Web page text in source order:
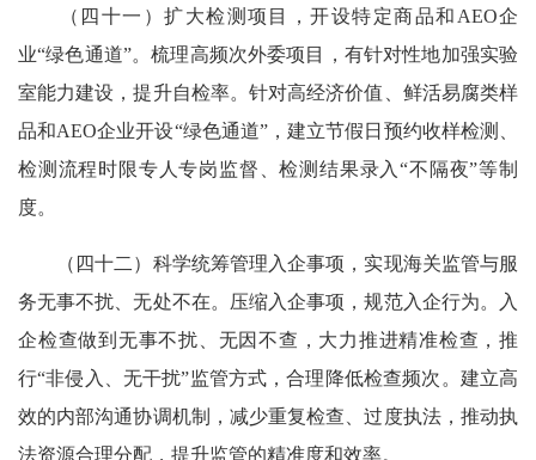
（四十一）扩大检测项目，开设特定商品和AEO企
业“绿色通道”。梳理高频次外委项目，有针对性地加强实验
室能力建设，提升自检率。针对高经济价值、鲜活易腐类样
品和AEO企业开设“绿色通道”，建立节假日预约收样检测、
检测流程时限专人专岗监督、检测结果录入“不隔夜”等制
度。
（四十二）科学统筹管理入企事项，实现海关监管与服
务无事不扰、无处不在。压缩入企事项，规范入企行为。入
企检查做到无事不扰、无因不查，大力推进精准检查，推
行“非侵入、无干扰”监管方式，合理降低检查频次。建立高
效的内部沟通协调机制，减少重复检查、过度执法，推动执
法资源合理分配，提升监管的精准度和效率。